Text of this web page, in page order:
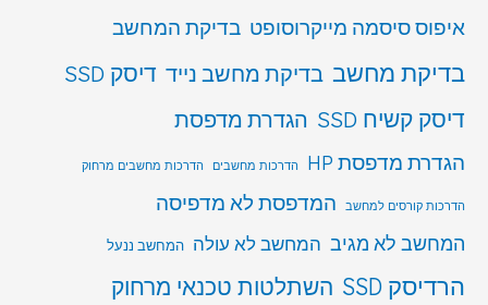
איפוס סיסמה מייקרוסופט בדיקת המחשב
בדיקת מחשב בדיקת מחשב נייד דיסק SSD
דיסק קשיח SSD
הגדרת מדפסת
הגדרת מדפסת HP הדרכות מחשבים הדרכות מחשבים מרחוק
הדרכות קורסים למחשב המדפסת לא מדפיסה
המחשב לא מגיב המחשב לא עולה המחשב ננעל
הרדיסק SSD
השתלטות טכנאי מרחוק